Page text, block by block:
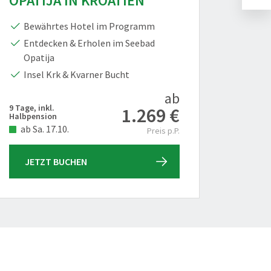
Bewährtes Hotel im Programm
Entdecken & Erholen im Seebad
Opatija
Insel Krk & Kvarner Bucht
9 Tage, inkl.
Halbpension
ab Sa. 17.10.
ab
1.269 €
Preis p.P.
JETZT BUCHEN